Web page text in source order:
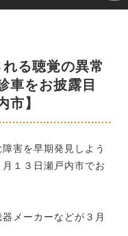
る聴覚の異常
車をお披露目
市】
害を早期発見しよう
１３日瀬戸内市でお
メーカーなどが３月